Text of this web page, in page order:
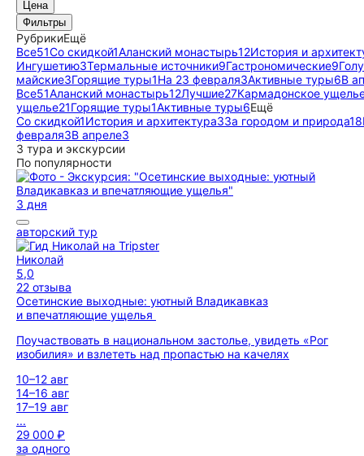
Цена
Фильтры
РубрикиЕщё
Все51Со скидкой1Аланский монастырь12История и
Ингушетию3Термальные источники9Гастрономические9
майские3Горящие туры1На 23 февраля3Активные туры6В
Все51Аланский монастырь12Лучшие27Кармадонское
ущелье21Горящие туры1Активные туры6Ещё
Со скидкой1История и архитектура3За городом и природа18
февраля3В апреле3
3 тура и экскурсии
По популярности
3 дня
авторский тур
Николай
5,0
22 отзыва
Осетинские выходные: уютный Владикавказ
и впечатляющие ущелья
Поучаствовать в национальном застолье, увидеть «Рог
изобилия» и взлететь над пропастью на качелях
10–12 авг
14–16 авг
17–19 авг
...
29 000 ₽
за одного